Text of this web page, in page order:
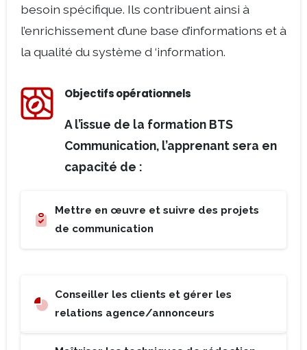
besoin spécifique. Ils contribuent ainsi à
l’enrichissement d’une base d’informations et à
la qualité du système d ‘information.
Objectifs opérationnels
A l’issue de la formation BTS
Communication, l’apprenant sera en
capacité de :
Mettre en œuvre et suivre des projets
de communication
Conseiller les clients et gérer les
relations agence/annonceurs